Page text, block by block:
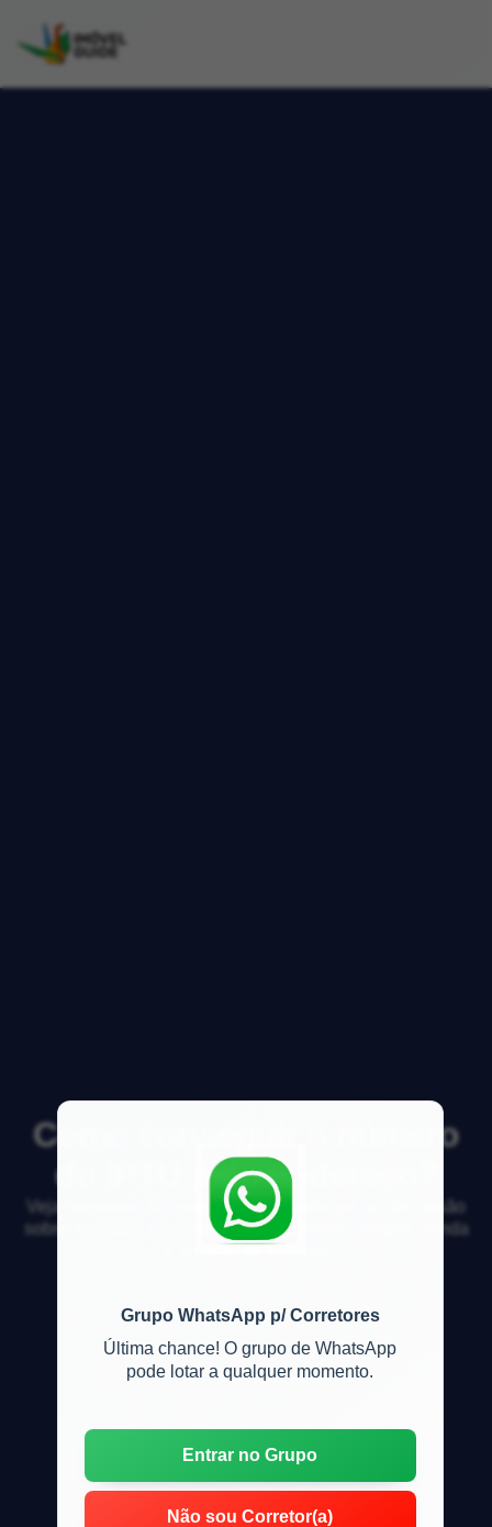
Grupo WhatsApp p/ Corretores
Última chance! O grupo de WhatsApp
pode lotar a qualquer momento.
Entrar no Grupo
Não sou Corretor(a)
Como conseguir o número
do IPTU pelo endereço?
Veja respostas de especialistas e participe da discussão
sobre mercado imobiliário, financiamento, compra, venda
e locação de imóveis